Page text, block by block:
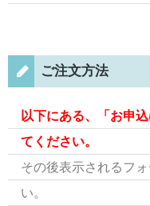
ご注文方法
以下にある、「お申
てください。
その後表示されるフ
い。